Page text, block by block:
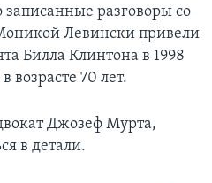
разговоры со
Левински привели
Билла Клинтона в 1998
возрасте 70 лет.
Джозеф Мурта,
в детали.